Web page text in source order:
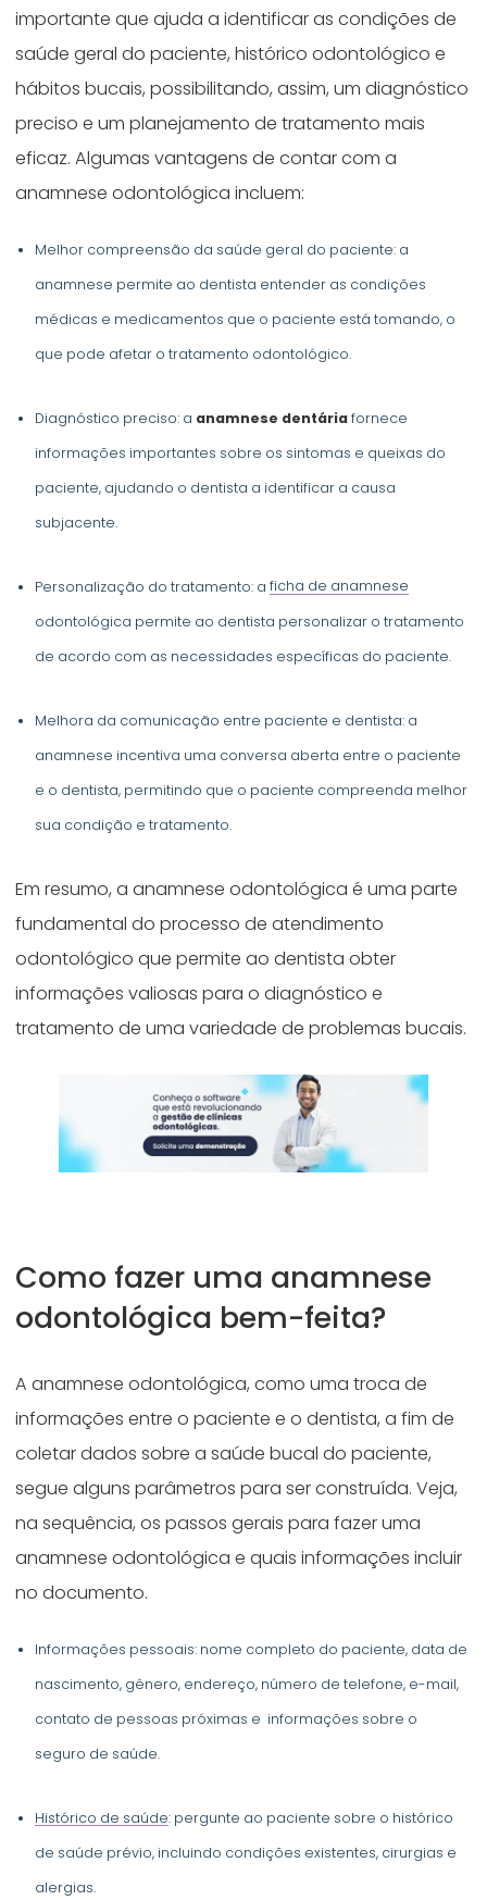
importante que ajuda a identificar as condições de
saúde geral do paciente, histórico odontológico e
hábitos bucais, possibilitando, assim, um diagnóstico
preciso e um planejamento de tratamento mais
eficaz. Algumas vantagens de contar com a
anamnese odontológica incluem:
Melhor compreensão da saúde geral do paciente: a
anamnese permite ao dentista entender as condições
médicas e medicamentos que o paciente está tomando, o
que pode afetar o tratamento odontológico.
Diagnóstico preciso: a anamnese dentáriafornece
informações importantes sobre os sintomas e queixas do
paciente, ajudando o dentista a identificar a causa
subjacente.
Personalização do tratamento: aficha de anamnese
odontológica permite ao dentista personalizar o tratamento
de acordo com as necessidades específicas do paciente.
Melhora da comunicação entre paciente e dentista: a
anamnese incentiva uma conversa aberta entre o paciente
e o dentista, permitindo que o paciente compreenda melhor
sua condição e tratamento.
Em resumo, a anamnese odontológica é uma parte
fundamental do processo de atendimento
odontológico que permite ao dentista obter
informações valiosas para o diagnóstico e
tratamento de uma variedade de problemas bucais.
Como fazer uma anamnese
odontológica bem-feita?
A anamnese odontológica, como uma troca de
informações entre o paciente e o dentista, a fim de
coletar dados sobre a saúde bucal do paciente,
segue alguns parâmetros para ser construída. Veja,
na sequência, os passos gerais para fazer uma
anamnese odontológica e quais informações incluir
no documento.
Informações pessoais: nome completo do paciente, data de
nascimento, gênero, endereço, número de telefone, e-mail,
contato de pessoas próximas e informações sobre o
seguro de saúde.
Histórico de saúde: pergunte ao paciente sobre o histórico
de saúde prévio, incluindo condições existentes, cirurgias e
alergias.